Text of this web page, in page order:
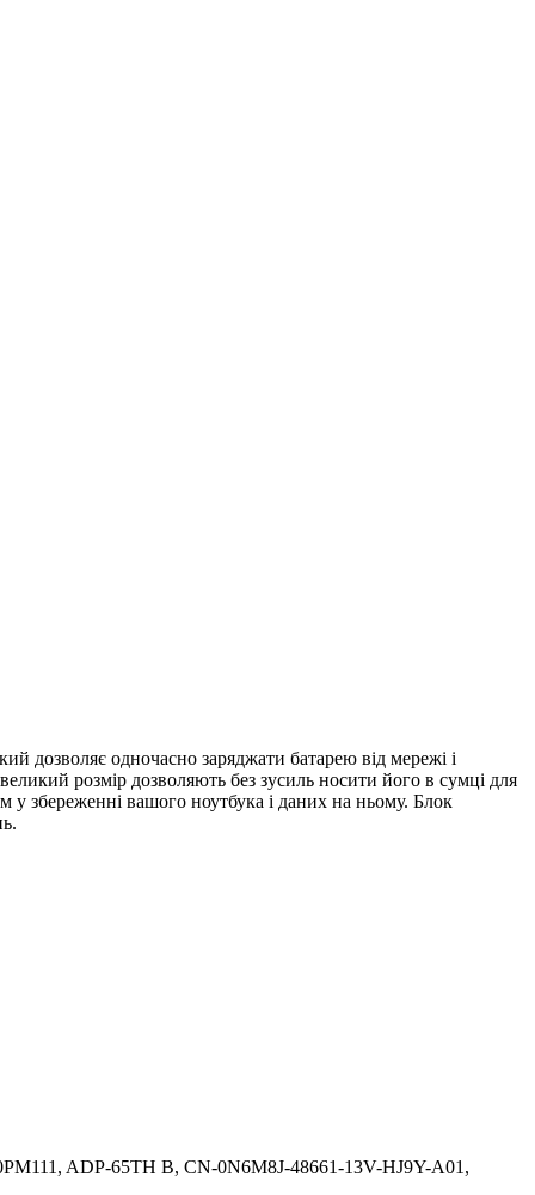
дозволяє одночасно заряджати батарею від мережі і
розмір дозволяють без зусиль носити його в сумці для
у збереженні вашого ноутбука і даних на ньому. Блок
ADP-65TH B, CN-0N6M8J-48661-13V-HJ9Y-A01,